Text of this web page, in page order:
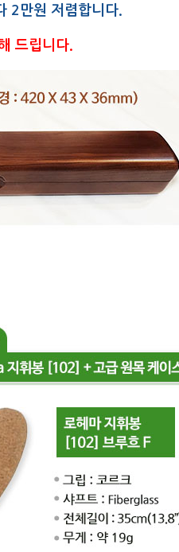
2만원 저렴합니다.
드립니다.